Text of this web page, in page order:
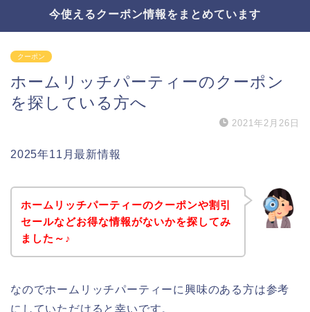
今使えるクーポン情報をまとめています
クーポン
ホームリッチパーティーのクーポン
を探している方へ
2021年2月26日
2025年11月最新情報
ホームリッチパーティーのクーポンや割引
セールなどお得な情報がないかを探してみ
ました～♪
なのでホームリッチパーティーに興味のある方は参考
にしていただけると幸いです。